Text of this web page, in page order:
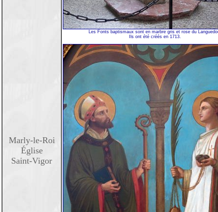
Marly-le-Roi
Église
Saint-Vigor
Les Fonts baptismaux sont en marbre gris et rose du
Ils ont été créés en 1713.